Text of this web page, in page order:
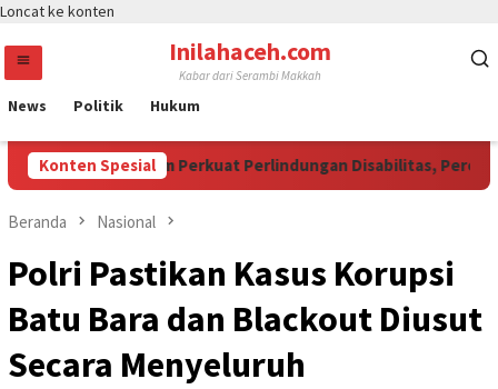
Loncat ke konten
Inilahaceh.com
Kabar dari Serambi Makkah
News Politik Hukum
Konten Spesial
Jadi Momentum Perkuat Perlindungan Disabilitas, Perempuan,
Beranda Nasional
Polri Pastikan Kasus Korupsi
Batu Bara dan Blackout Diusut
Secara Menyeluruh